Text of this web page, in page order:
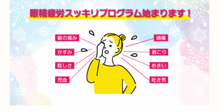
あいSHOP 膝 矯正 むくみ 睡眠不足 鶴橋
対応できる症状 上本町 土・祝営業 ダイエット
ふくらはぎ ストレス 背骨 腱鞘炎
シワ・シミ・たるみ 手首 谷9 寒暖差
四十肩 めまい
美肌 自律神経失調症